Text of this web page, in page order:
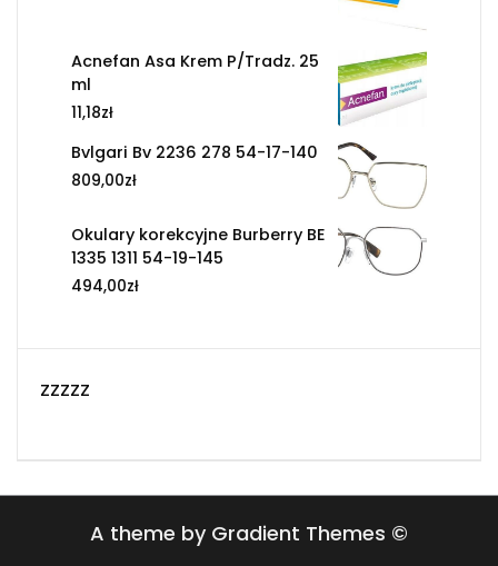
Acnefan Asa Krem P/Tradz. 25
ml
11,18zł
Bvlgari Bv 2236 278 54-17-140
809,00zł
Okulary korekcyjne Burberry BE
1335 1311 54-19-145
494,00zł
zzzzz
A theme by Gradient Themes ©